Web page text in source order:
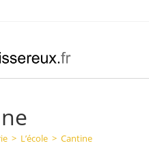
> L’école > Cantine